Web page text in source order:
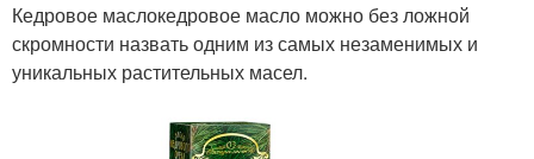
Кедровое маслокедровое масло можно без ложной
скромности назвать одним из самых незаменимых и
уникальных растительных масел.